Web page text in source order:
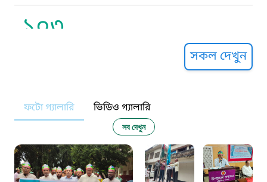
১০৩
নারী ও শিশু নির্যাতন প্রতিরোধ
১০৬
সকল দেখুন
ফটো গ্যালারি ভিডিও গ্যালারি
সব দেখুন